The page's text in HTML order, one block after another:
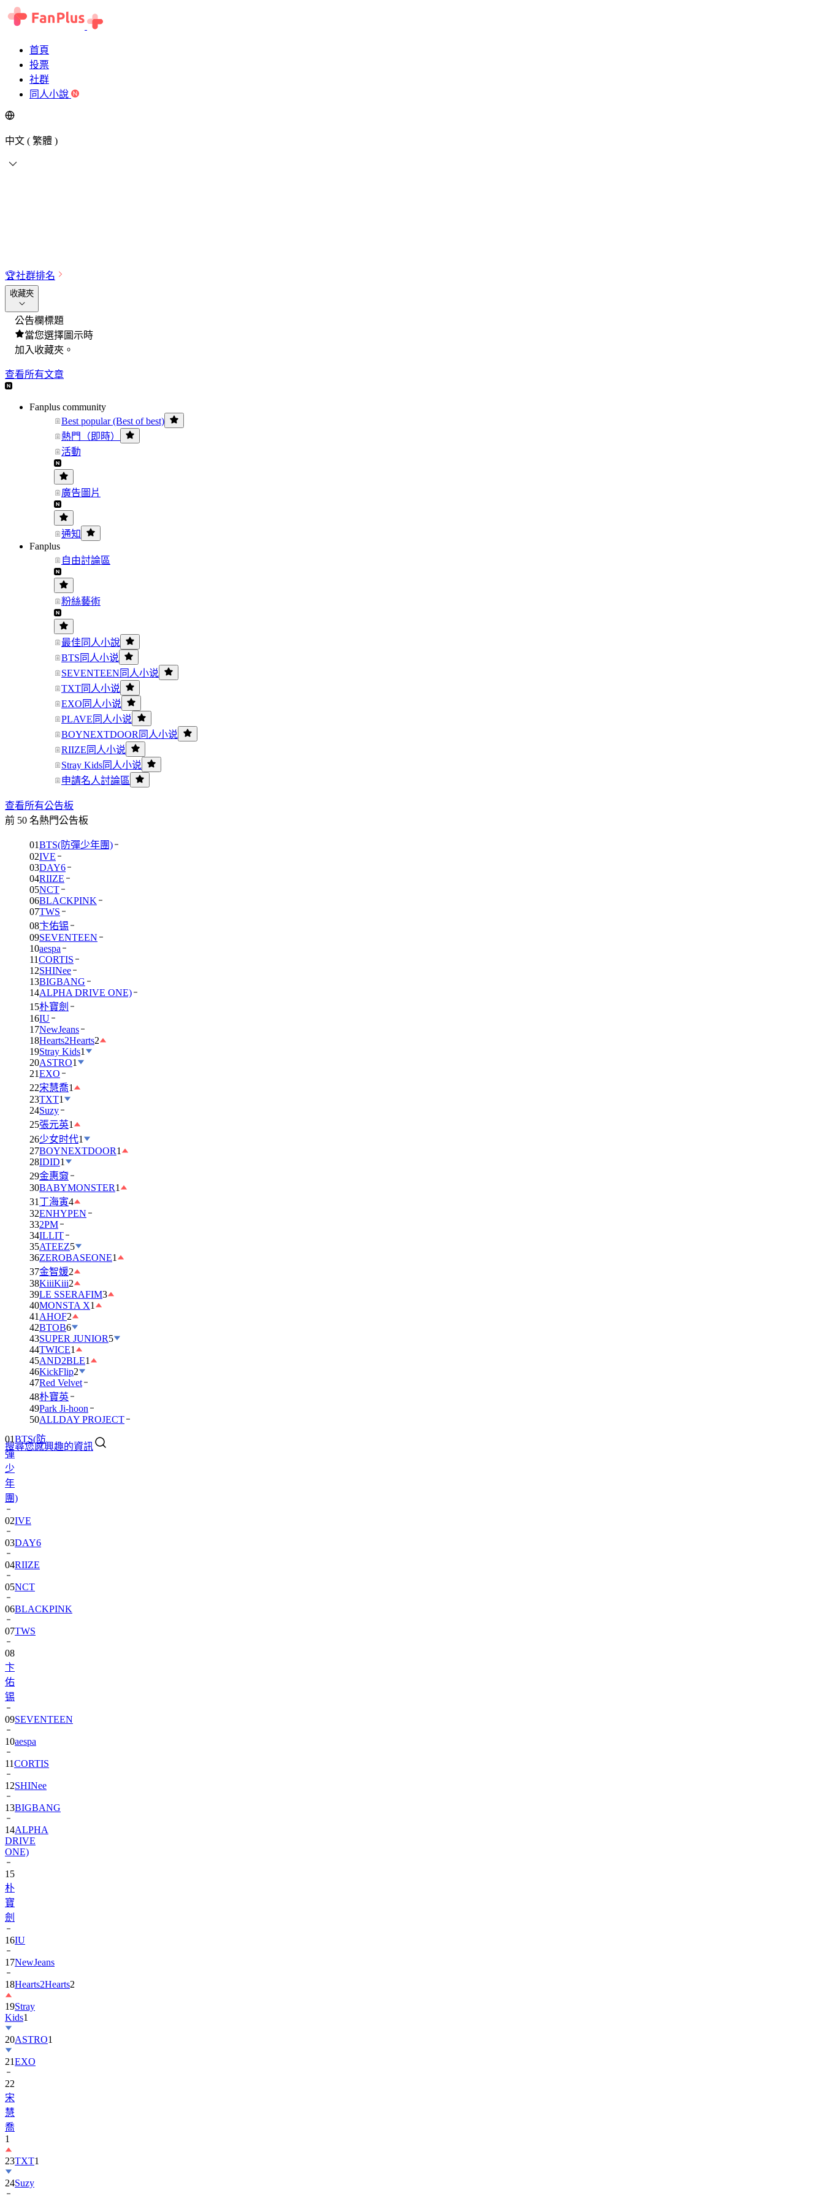
首頁
投票
社群
同人小說
中文 ( 繁體 )
🏆社群排名
收藏夾
公告欄標題
當您選擇圖示時
加入收藏夾。
查看所有文章
Fanplus community
Best popular (Best of best)
熱門（即時）
活動
廣告圖片
通知
Fanplus
自由討論區
粉絲藝術
最佳同人小說
BTS同人小说
SEVENTEEN同人小说
TXT同人小说
EXO同人小说
PLAVE同人小说
BOYNEXTDOOR同人小说
RIIZE同人小说
Stray Kids同人小说
申請名人討論區
查看所有公告板
前 50 名熱門公告板
01BTS(防彈少年團)
02IVE
03DAY6
04RIIZE
05NCT
06BLACKPINK
07TWS
08卞佑锡
09SEVENTEEN
10aespa
11CORTIS
12SHINee
13BIGBANG
14ALPHA DRIVE ONE)
15朴寶劍
16IU
17NewJeans
18Hearts2Hearts2
19Stray Kids1
20ASTRO1
21EXO
22宋慧喬1
23TXT1
24Suzy
25張元英1
26少女时代1
27BOYNEXTDOOR1
28IDID1
29金惠奫
30BABYMONSTER1
31 丁海寅4
32ENHYPEN
332PM
34ILLIT
35ATEEZ5
36ZEROBASEONE1
37金智媛2
38KiiiKiii2
39LE SSERAFIM3
40MONSTA X1
41 AHOF2
42BTOB6
43SUPER JUNIOR5
44TWICE1
45AND2BLE1
46KickFlip2
47Red Velvet
48朴寶英
49Park Ji-hoon
50ALLDAY PROJECT
搜尋您感興趣的資訊
01BTS(防
彈
少
年
團)
02IVE
03DAY6
04RIIZE
05NCT
06BLACKPINK
07TWS
08
卞
佑
锡
09SEVENTEEN
10aespa
11CORTIS
12SHINee
13BIGBANG
14ALPHA
DRIVE
ONE)
15
朴
寶
劍
16IU
17NewJeans
18Hearts2Hearts2
19Stray
Kids1
20ASTRO1
21EXO
22
宋
慧
喬
1
23TXT1
24Suzy